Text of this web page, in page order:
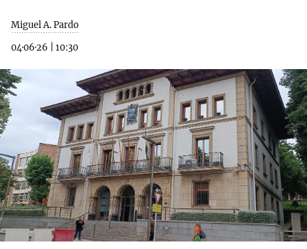
Miguel A. Pardo
04·06·26
10:30